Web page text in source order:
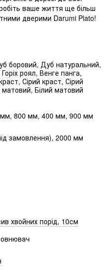
ваше життя ще більш
дверими Darumi Plato!
боровий, Дуб натуральний,
Горіх роял, Венге панга,
Сірий краст, Сірий
матовий, Білий матовий
800 мм, 400 мм, 900 мм
замовлення), 2000 мм
хвойних порід, 10см